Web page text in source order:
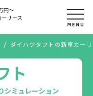
円〜
リース
MENU
ダイハツタフトの新車カー
ト
シミュレーション